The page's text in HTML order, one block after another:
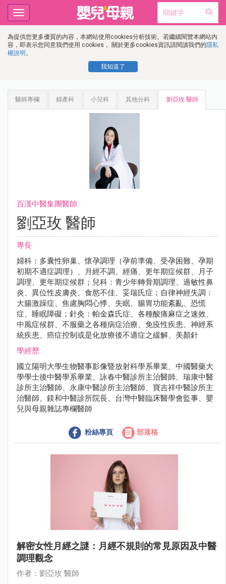
為提供您更多優質的內容，本網站使用cookies分析技術。若繼續閱覽本網站內
容，即表示您同意我們使用 cookies， 關於更多cookies資訊請閱讀我們的隱私
權說明 。
我知道了
Toggle
navigation
醫師專欄 婦產科 小兒科 其他分科 劉亞玫 醫師
百漢中醫集團醫師
劉亞玫 醫師
專長
婦科：多囊性卵巢、懷孕調理（孕前準備、受孕困難、孕期
初期不適症調理）、月經不調、經痛、更年期症候群、月子
調理、更年期症候群；兒科：青少年轉骨期調理、過敏性鼻
炎、異位性皮膚炎、食慾不佳、妥瑞氏症；自律神經失調：
大腸激躁症、焦慮胸悶心悸、失眠、腸胃功能紊亂、恐慌
症、睡眠障礙；針灸：帕金森氏症、各種酸痛麻症之速效、
中風症候群、不服藥之各種病症治療、免疫性疾患、神經系
統疾患、癌症控制或是化放療後不適症之緩解、美顏針
學經歷
國立陽明大學生物醫事影像暨放射科學系畢業、中國醫藥大
學學士後中醫學系畢業、詠春中醫診所主治醫師、瑞康中醫
診所主治醫師、永康中醫診所主治醫師、寶吉祥中醫診所主
治醫師、鎂和中醫診所院長、台灣中醫臨床醫學會監事、嬰
兒與母親雜誌專欄醫師
粉絲專頁 部落格
解密女性月經之謎：月經不規則的常見原因及中醫
調理觀念
作者：劉亞玫 醫師